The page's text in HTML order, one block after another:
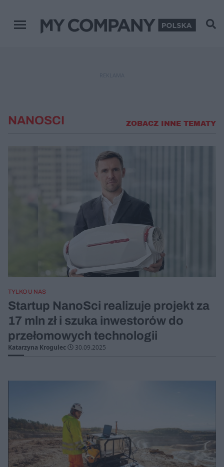
Menu główne
NANOSCI ZOBACZ INNE TEMATY
TYLKO U NAS
Startup NanoSci realizuje projekt za
17 mln zł i szuka inwestorów do
przełomowych technologii
Katarzyna Krogulec 30.09.2025